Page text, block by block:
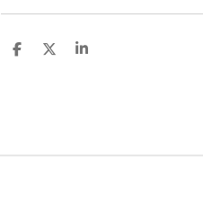
D
D
S